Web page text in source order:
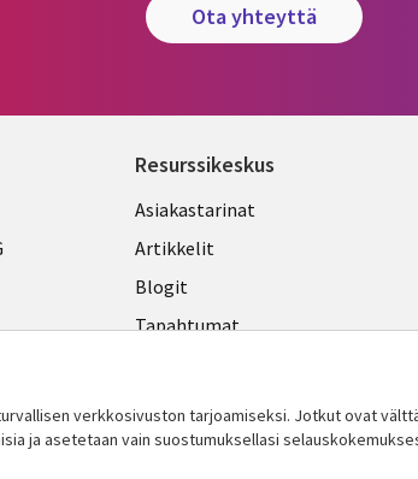
ota yhteyttä
Resurssikeskus
Library
Links
FINLAND
Asiakastarinat
Artikkelit
Blogit
Tapahtumat
Katso lisää
verkkosivuston tarjoamiseksi. Jotkut ovat
​​ja asetetaan vain suostumuksellasi